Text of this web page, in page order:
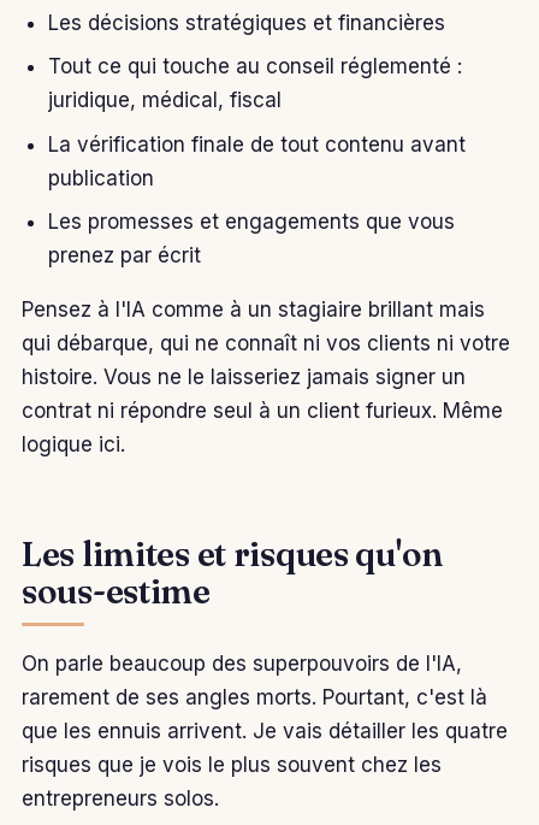
Les décisions stratégiques et financières
Tout ce qui touche au conseil réglementé :
juridique, médical, fiscal
La vérification finale de tout contenu avant
publication
Les promesses et engagements que vous
prenez par écrit
Pensez à l'IA comme à un stagiaire brillant mais
qui débarque, qui ne connaît ni vos clients ni votre
histoire. Vous ne le laisseriez jamais signer un
contrat ni répondre seul à un client furieux. Même
logique ici.
Les limites et risques qu'on
sous-estime
On parle beaucoup des superpouvoirs de l'IA,
rarement de ses angles morts. Pourtant, c'est là
que les ennuis arrivent. Je vais détailler les quatre
risques que je vois le plus souvent chez les
entrepreneurs solos.